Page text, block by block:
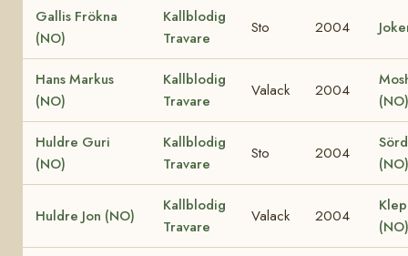
Gallis Frökna
(NO)
Kallblodig
Travare
Sto 2004
Hans Markus
(NO)
Kallblodig
Travare
Valack 2004
(NO)
Huldre Guri
(NO)
Kallblodig
Travare
Sto 2004
(NO)
Huldre Jon (NO)
Kallblodig
Travare
Valack 2004
(NO)